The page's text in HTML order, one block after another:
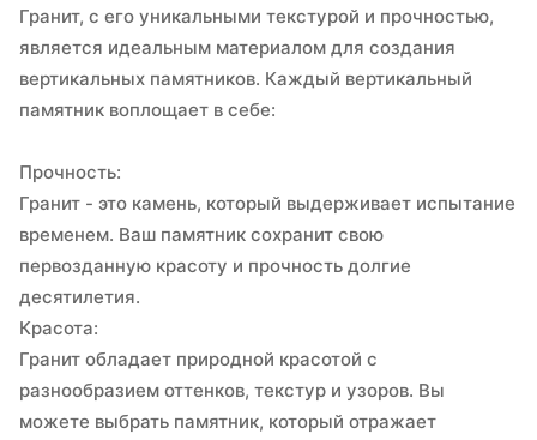
Гранит, с его уникальными текстурой и прочностью,
является идеальным материалом для создания
вертикальных памятников. Каждый вертикальный
памятник воплощает в себе:
Прочность:
Гранит - это камень, который выдерживает испытание
временем. Ваш памятник сохранит свою
первозданную красоту и прочность долгие
десятилетия.
Красота:
Гранит обладает природной красотой с
разнообразием оттенков, текстур и узоров. Вы
можете выбрать памятник, который отражает